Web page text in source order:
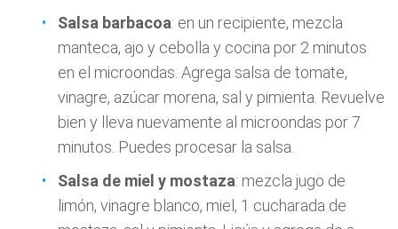
Salsa barbacoa: en un recipiente, mezcla
manteca, ajo y cebolla y cocina por 2 minutos
en el microondas. Agrega salsa de tomate,
vinagre, azúcar morena, sal y pimienta. Revuelve
bien y lleva nuevamente al microondas por 7
minutos. Puedes procesar la salsa.
Salsa de miel y mostaza: mezcla jugo de
limón, vinagre blanco, miel, 1 cucharada de